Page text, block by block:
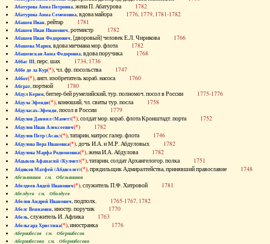
Абатурова Анна Петровна, жена П. Абатурова 1782
Абатурова Анна Семеновна, вдова майора 1776, 1779, 1781-1782
Абашев Иван, рейтар 1781
Абашев Иван Иванович, ротмистр 1782
Абашев Иван Федорович, [дворовый] человек Е.Л. Чирикова 1766
Абашева Мария, вдова мичмана мор. флота 1782
Абашевская Анна Федоровна, вдова поручика 1768
Аббас III, перс. шах 1734, 1736
Аббе де ла Кур(*), чл. фр. посольства 1747
Аббот(*), англ. изобретатель кораб. насоса 1760
Абграт, портной 1780
Абдул Керим, беглер-бей румелийский, тур. полномоч. посол в России 1775-1776
Абдула Эфенди(*), конюший, чл. свиты тур. посла 1758
Абдуласах-Эфенди, посол в России 1779
Абдулов Даниил (Мамет)(*), солдат мор. кораб. флота Кронштадт. порта 1752
Абдулов Иван Алексеевич(*) 1782
Абдулов Петр (Асак)(*), татарин, матрос галер. флота 1746
Абдулова Вера Ивановна(*), дочь И.А. и М.Р. Абдуловых 1782
Абдулова Марфа Родионовна(*), жена И.А. Абдулова 1782
Абдыков Афанасий (Кулмет)(*), татарин, солдат Архангелогор. полка 1751
Абдяков Матфей (Абдяселет)(*), прядильщик Адмиралтейства, принявший православие 1748
Абезьянинов см. Обезьянинов
Абелдеев Авдей Иванович(*), служитель П.Ф. Хитровой 1781
Абелдуев см. Оболдуев
Абелов Андрей Иванович, подполк. 1765-1767, 1782
Абелс Вениамин, иностр. поручик 1770
Абель, служитель И. Афлика 1763
Абельгард Христина(*), иностранка 1776
Абернибесов см. Обернибесов
Абернибесова см. Обернибесова